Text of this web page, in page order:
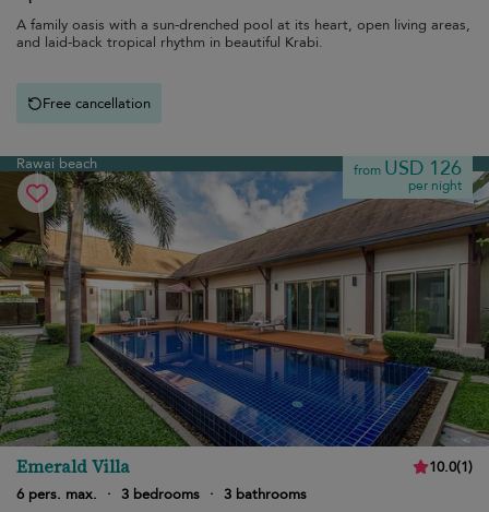
A family oasis with a sun-drenched pool at its heart, open living areas,
and laid-back tropical rhythm in beautiful Krabi.
Free cancellation
Rawai beach from USD 126
per night
Emerald Villa 10.0(1)
6 pers. max.
· 3 bedrooms · 3 bathrooms